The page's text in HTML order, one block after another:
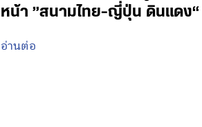
หน้า ”สนามไทย-ญี่ปุ่น ดินแดง“
อ่านต่อ